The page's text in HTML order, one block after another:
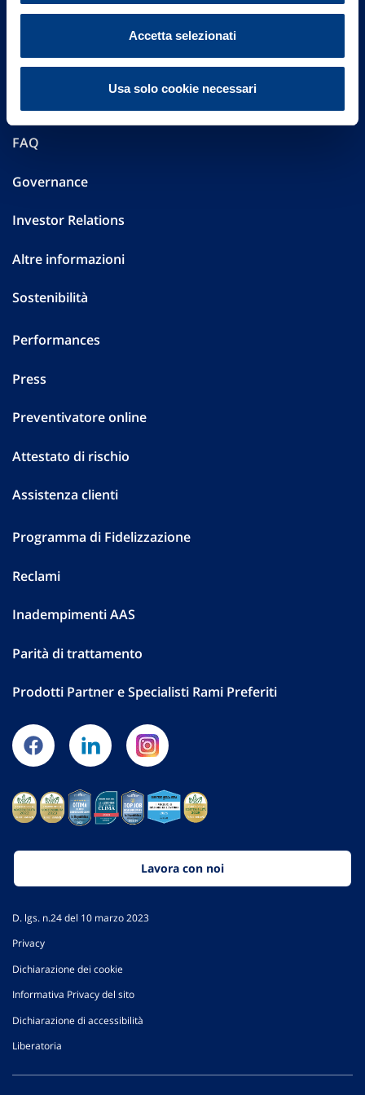
Accetta selezionati
Usa solo cookie necessari
Via Ignazio Gardella, 2
FAQ
Governance
Investor Relations
Altre informazioni
Sostenibilità
Performances
Press
Preventivatore online
Attestato di rischio
Assistenza clienti
Programma di Fidelizzazione
Reclami
Inadempimenti AAS
Parità di trattamento
Prodotti Partner e Specialisti Rami Preferiti
Lavora con noi
D. lgs. n.24 del 10 marzo 2023
Privacy
Dichiarazione dei cookie
Informativa Privacy del sito
Dichiarazione di accessibilità
Liberatoria